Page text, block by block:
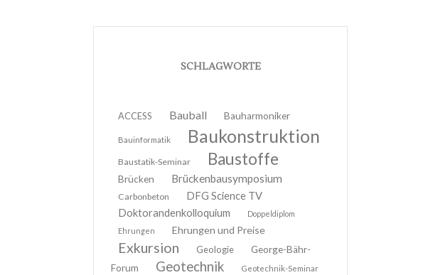
SCHLAGWORTE
ACCESS Bauball Bauharmoniker
Bauinformatik Baukonstruktion
Baustatik-Seminar Baustoffe
Brücken Brückenbausymposium
Carbonbeton
DFG Science TV
Doktorandenkolloquium
Doppeldiplom
Ehrungen
Ehrungen und Preise
Exkursion Geologie
George-Bähr-
Forum
Geotechnik Geotechnik-Seminar